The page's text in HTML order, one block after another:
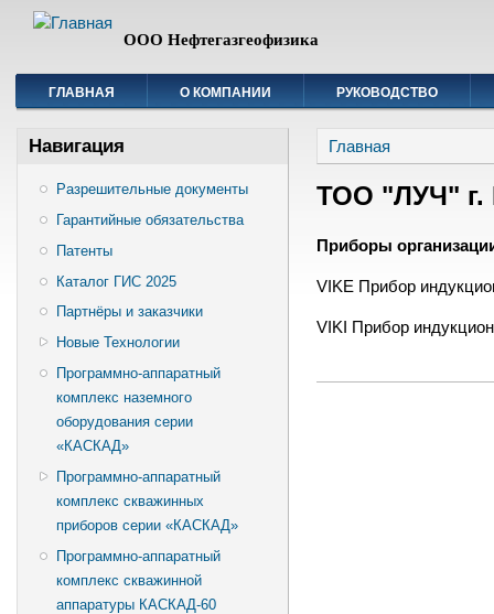
ООО Нефтегазгеофизика
ГЛАВНАЯ О КОМПАНИИ РУКОВОДСТВО
Навигация
Разрешительные документы
Гарантийные обязательства
Патенты
Каталог ГИС 2025
Партнёры и заказчики
Новые Технологии
Программно-аппаратный
комплекс наземного
оборудования серии
«КАСКАД»
Программно-аппаратный
комплекс скважинных
приборов серии «КАСКАД»
Программно-аппаратный
комплекс скважинной
аппаратуры КАСКАД-60
Вы здесь
Главная
ТОО "ЛУЧ"
Приборы
VIKE Прибор
VIKI Прибор